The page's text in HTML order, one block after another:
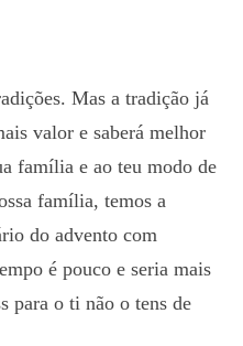
Mas a tradição já
valor e saberá melhor
família e ao teu modo de
família, temos a
do advento com
é pouco e seria mais
para o ti não o tens de